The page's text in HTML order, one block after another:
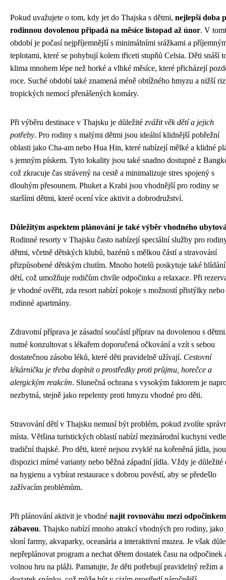
Pokud uvažujete o tom, kdy jet do Thajska s dětmi, nejlepší doba
rodinnou dovolenou připadá na měsíce listopad až únor. V
období je počasí nejpříjemnější s minimálními srážkami a
teplotami, které se pohybují kolem třiceti stupňů Celsia. Děti snáší
klima mnohem lépe než horké a vlhké měsíce, které přicházejí
roce. Suché období také znamená méně obtížného hmyzu a nižší
tropických nemocí přenášených komáry.
Při výběru destinace v Thajsku je důležité zvážit věk dětí a jejich
potřeby. Pro rodiny s malými dětmi jsou ideální klidnější pobřežní
oblasti jako Cha-am nebo Hua Hin, které nabízejí mělké a klidné
s jemným pískem. Tyto lokality jsou také snadno dostupné z
což zkracuje čas strávený na cestě a minimalizuje stres spojený s
dlouhým přesounem. Phuket a Krabi jsou vhodnější pro rodiny se
staršími dětmi, které ocení více aktivit a dobrodružství.
Důležitým aspektem plánování je také výběr vhodného
Rodinné resorty v Thajsku často nabízejí speciální služby pro
dětmi, včetně dětských klubů, bazénů s mělkou částí a stravování
přizpůsobené dětským chutím. Mnoho hotelů poskytuje také hlídání
dětí, což umožňuje rodičům chvíle odpočinku a relaxace. Při
je vhodné ověřit, zda resort nabízí pokoje s možností přistýlky nebo
rodinné apartmány.
Zdravotní příprava je zásadní součástí příprav na dovolenou s
nutné konzultovat s lékařem doporučená očkování a vzít s sebou
dostatečnou zásobu léků, které děti pravidelně užívají. Cestovní
lékárničku je třeba doplnit o prostředky proti průjmu, horečce a
alergickým reakcím. Slunečná ochrana s vysokým faktorem je
nezbytná, stejně jako repelenty proti hmyzu vhodné pro děti.
Stravování dětí v Thajsku nemusí být problém, pokud zvolíte
místa. Většina turistických oblastí nabízí mezinárodní kuchyni vedle
tradiční thajské. Pro děti, které nejsou zvyklé na kořeněná jídla,
dispozici mírné varianty nebo běžná západní jídla. Vždy je důležité
na hygienu a vybírat restaurace s dobrou pověstí, aby se předešlo
zažívacím problémům.
Při plánování aktivit je vhodné najít rovnováhu mezi
zábavou. Thajsko nabízí mnoho atrakcí vhodných pro rodiny, jako
sloní farmy, akvaparky, oceanária a interaktivní muzea. Je však
nepřeplánovat program a nechat dětem dostatek času na odpočinek
volnou hru na pláži. Pamatujte, že děti potřebují pravidelný režim a